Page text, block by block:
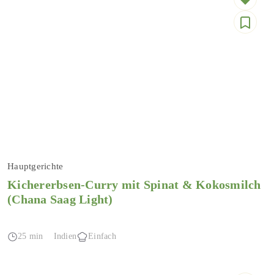
Hauptgerichte
Kichererbsen-Curry mit Spinat & Kokosmilch
(Chana Saag Light)
25 min Indien Einfach